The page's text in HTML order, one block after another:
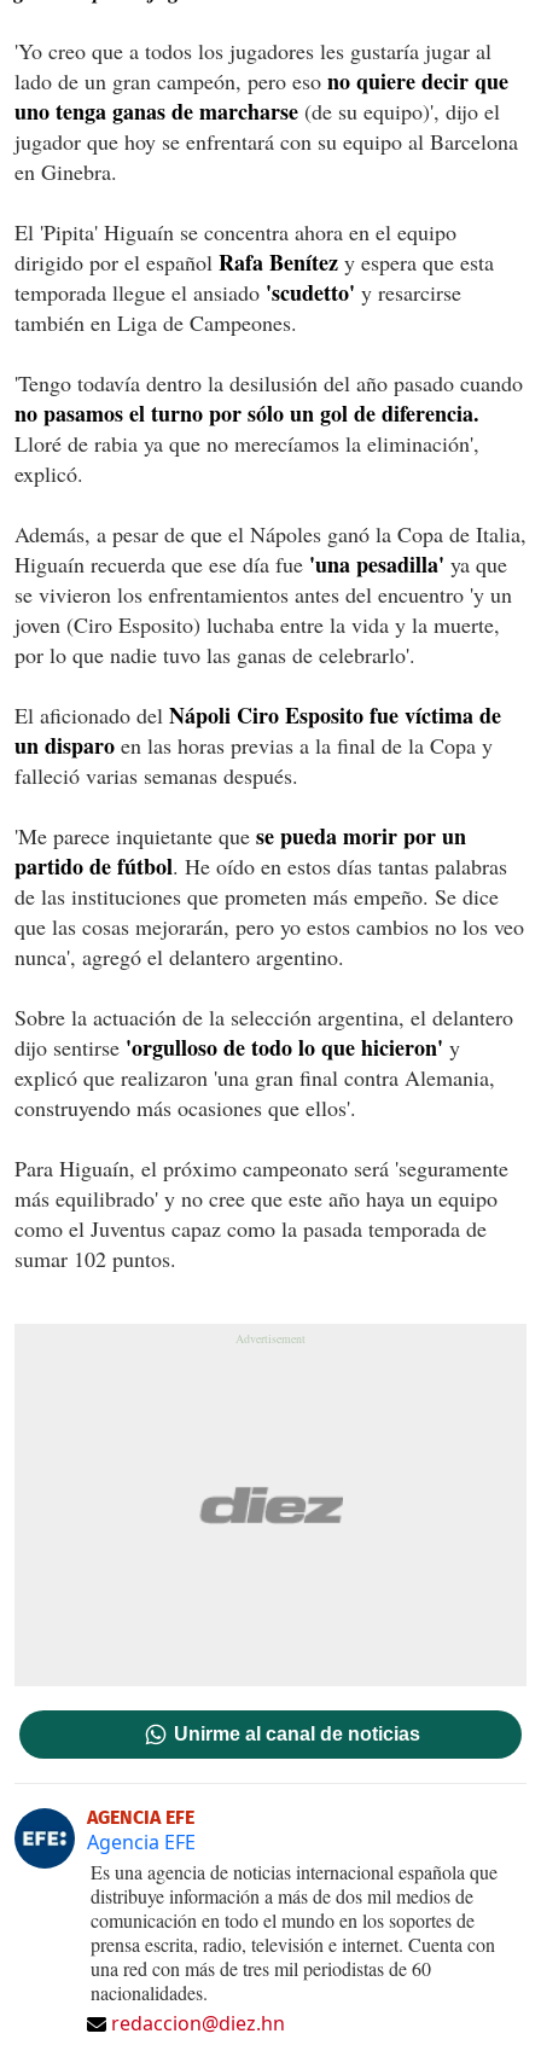
'Yo creo que a todos los jugadores les gustaría jugar al
lado de un gran campeón, pero eso no quiere decir que
uno tenga ganas de marcharse (de su equipo)', dijo el
jugador que hoy se enfrentará con su equipo al Barcelona
en Ginebra.
El 'Pipita' Higuaín se concentra ahora en el equipo
dirigido por el español Rafa Benítez y espera que esta
temporada llegue el ansiado 'scudetto' y resarcirse
también en Liga de Campeones.
'Tengo todavía dentro la desilusión del año pasado cuando
no pasamos el turno por sólo un gol de diferencia.
Lloré de rabia ya que no merecíamos la eliminación',
explicó.
Además, a pesar de que el Nápoles ganó la Copa de Italia,
Higuaín recuerda que ese día fue 'una pesadilla' ya que
se vivieron los enfrentamientos antes del encuentro 'y un
joven (Ciro Esposito) luchaba entre la vida y la muerte,
por lo que nadie tuvo las ganas de celebrarlo'.
El aficionado del Nápoli Ciro Esposito fue víctima de
un disparo en las horas previas a la final de la Copa y
falleció varias semanas después.
'Me parece inquietante que se pueda morir por un
partido de fútbol. He oído en estos días tantas palabras
de las instituciones que prometen más empeño. Se dice
que las cosas mejorarán, pero yo estos cambios no los veo
nunca', agregó el delantero argentino.
Sobre la actuación de la selección argentina, el delantero
dijo sentirse 'orgulloso de todo lo que hicieron' y
explicó que realizaron 'una gran final contra Alemania,
construyendo más ocasiones que ellos'.
Para Higuaín, el próximo campeonato será 'seguramente
más equilibrado' y no cree que este año haya un equipo
como el Juventus capaz como la pasada temporada de
sumar 102 puntos.
Unirme al canal de noticias
AGENCIA EFE
Agencia EFE
Es una agencia de noticias internacional española que
distribuye información a más de dos mil medios de
comunicación en todo el mundo en los soportes de
prensa escrita, radio, televisión e internet. Cuenta con
una red con más de tres mil periodistas de 60
nacionalidades.
redaccion@diez.hn